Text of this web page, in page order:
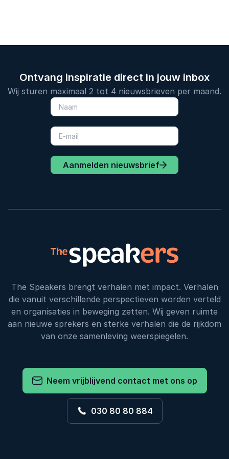
Ontvang inspiratie direct in jouw inbox
Wij sturen maximaal 2 tot 4 nieuwsbrieven per maand.
Aanmelden nieuwsbrief
The Speakers brengt verhalen met impact. Verhalen
die vanuit verschillende perspectieven worden verteld
en organisaties in beweging zetten. Wij geven ruimte
aan nieuwe sprekers en sterke verhalen die de rijkdom
van onze samenleving weerspiegelen.
Neem vrijblijvend contact met ons op
030 80 80 884